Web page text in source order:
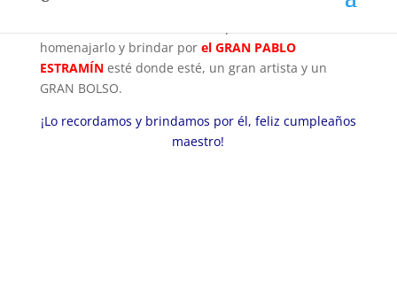
nosotros. Hoy abrimos nuestro programa con su
homenajarlo y brindar por el GRAN PABLO
ESTRAMÍNesté donde esté, un gran artista y un
GRAN BOLSO.
¡Lo recordamos y brindamos por él, feliz cumpleaños
maestro!